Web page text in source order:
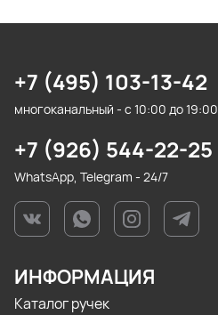
+7 (495) 103-13-42
многоканальный - с 10:00 до 19:00
+7 (926) 544-22-25
WhatsApp, Telegram - 24/7
ИНФОРМАЦИЯ
Каталог ручек